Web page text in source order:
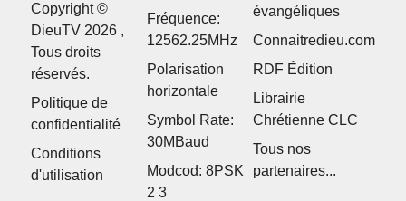
Copyright ©
DieuTV 2026 ,
Tous droits
réservés.
Politique de
confidentialité
Conditions
d'utilisation
Fréquence:
12562.25MHz
Polarisation
horizontale
Symbol Rate:
30MBaud
Modcod: 8PSK
2 3
évangéliques
Connaitredieu.com
RDF Édition
Librairie
Chrétienne CLC
Tous nos
partenaires...